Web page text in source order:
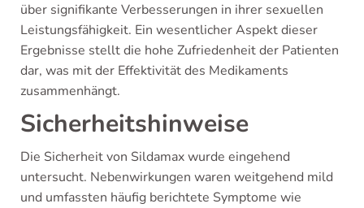
über signifikante Verbesserungen in ihrer sexuellen
Leistungsfähigkeit. Ein wesentlicher Aspekt dieser
Ergebnisse stellt die hohe Zufriedenheit der Patienten
dar, was mit der Effektivität des Medikaments
zusammenhängt.
Sicherheitshinweise
Die Sicherheit von Sildamax wurde eingehend
untersucht. Nebenwirkungen waren weitgehend mild
und umfassten häufig berichtete Symptome wie